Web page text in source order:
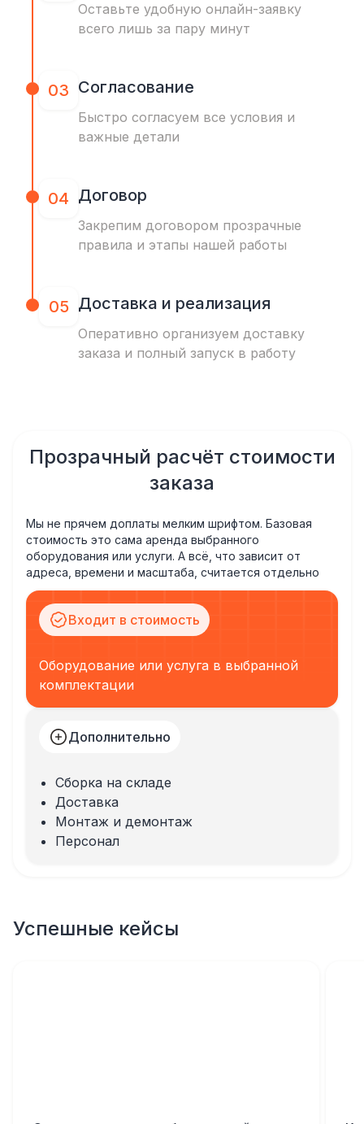
Оставьте удобную онлайн-заявку
всего лишь за пару минут
03 Согласование
Быстро согласуем все условия и
важные детали
04 Договор
Закрепим договором прозрачные
правила и этапы нашей работы
05 Доставка и реализация
Оперативно организуем доставку
заказа и полный запуск в работу
Прозрачный расчёт стоимости
заказа
Мы не прячем доплаты мелким шрифтом. Базовая
стоимость это сама аренда выбранного
оборудования или услуги. А всё, что зависит от
адреса, времени и масштаба, считается отдельно
Входит в стоимость
Оборудование или услуга в выбранной
комплектации
Дополнительно
Сборка на складе
Доставка
Монтаж и демонтаж
Персонал
Успешные кейсы